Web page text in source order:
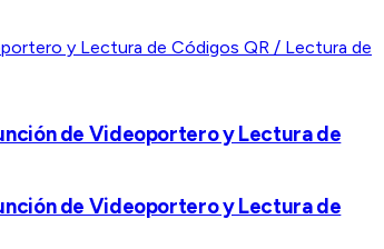
de Videoportero y Lectura de
de Videoportero y Lectura de